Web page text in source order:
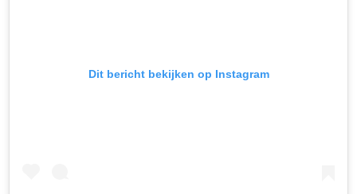
Dit bericht bekijken op Instagram